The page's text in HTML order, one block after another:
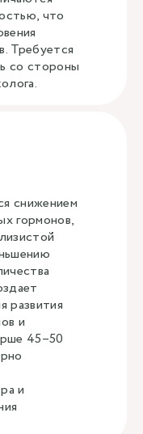
что
Требуется
со стороны
снижением
гормонов,
развития
и
45–50
и